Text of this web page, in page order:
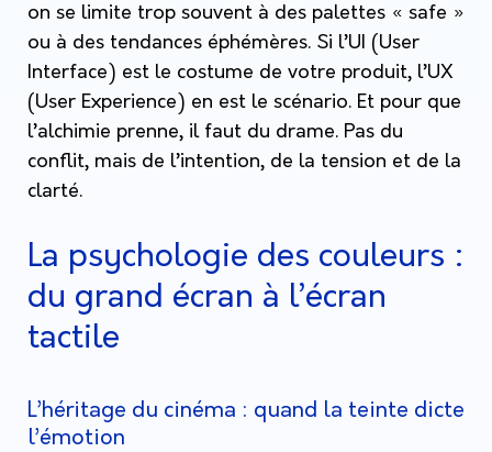
on se limite trop souvent à des palettes « safe »
ou à des tendances éphémères. Si l’UI (User
Interface) est le costume de votre produit, l’UX
(User Experience) en est le scénario. Et pour que
l’alchimie prenne, il faut du drame. Pas du
conflit, mais de l’intention, de la tension et de la
clarté.
La psychologie des couleurs :
du grand écran à l’écran
tactile
L’héritage du cinéma : quand la teinte dicte
l’émotion